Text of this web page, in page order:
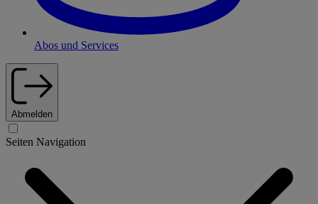
Abos und Services
Abmelden
Seiten Navigation